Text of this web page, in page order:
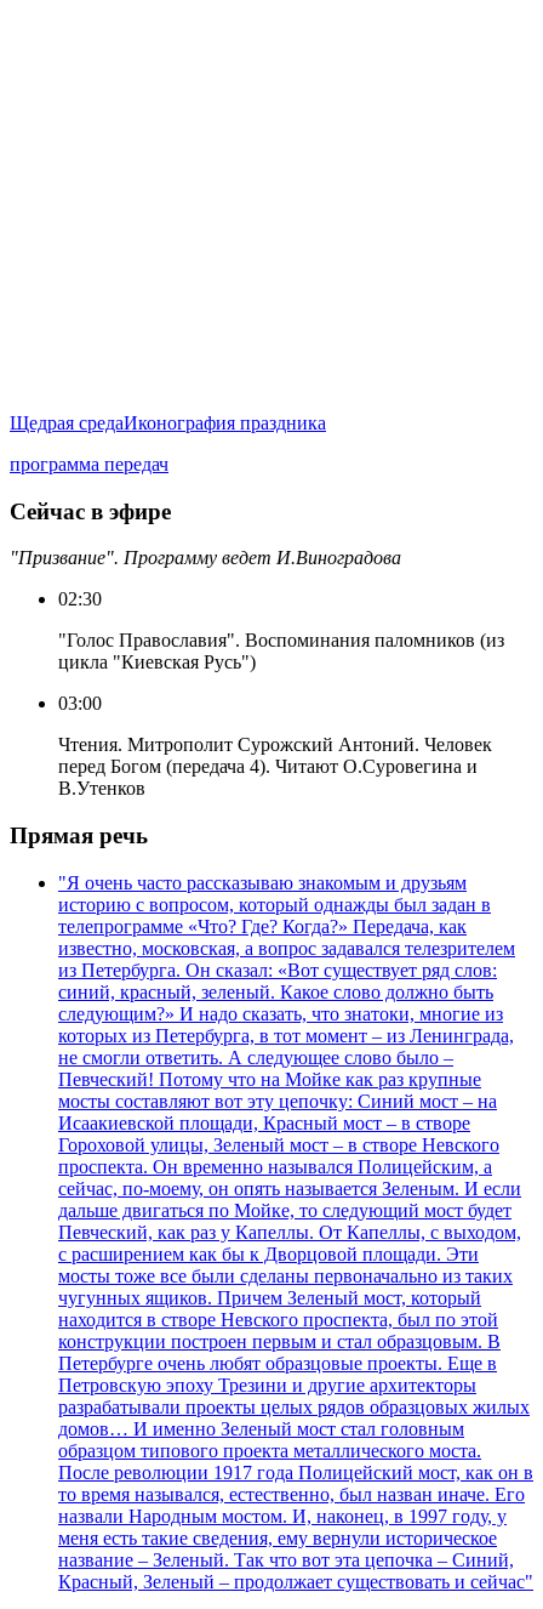
Щедрая средаИконография праздника
программа передач
Сейчас в эфире
"Призвание". Программу ведет И.Виноградова
02:30
"Голос Православия". Воспоминания паломников (из
цикла "Киевская Русь")
03:00
Чтения. Митрополит Сурожский Антоний. Человек
перед Богом (передача 4). Читают О.Суровегина и
В.Утенков
Прямая речь
"Я очень часто рассказываю знакомым и друзьям
историю с вопросом, который однажды был задан в
телепрограмме «Что? Где? Когда?» Передача, как
известно, московская, а вопрос задавался телезрителем
из Петербурга. Он сказал: «Вот существует ряд слов:
синий, красный, зеленый. Какое слово должно быть
следующим?» И надо сказать, что знатоки, многие из
которых из Петербурга, в тот момент – из Ленинграда,
не смогли ответить. А следующее слово было –
Певческий! Потому что на Мойке как раз крупные
мосты составляют вот эту цепочку: Синий мост – на
Исаакиевской площади, Красный мост – в створе
Гороховой улицы, Зеленый мост – в створе Невского
проспекта. Он временно назывался Полицейским, а
сейчас, по-моему, он опять называется Зеленым. И если
дальше двигаться по Мойке, то следующий мост будет
Певческий, как раз у Капеллы. От Капеллы, с выходом,
с расширением как бы к Дворцовой площади. Эти
мосты тоже все были сделаны первоначально из таких
чугунных ящиков. Причем Зеленый мост, который
находится в створе Невского проспекта, был по этой
конструкции построен первым и стал образцовым. В
Петербурге очень любят образцовые проекты. Еще в
Петровскую эпоху Трезини и другие архитекторы
разрабатывали проекты целых рядов образцовых жилых
домов… И именно Зеленый мост стал головным
образцом типового проекта металлического моста.
После революции 1917 года Полицейский мост, как он в
то время назывался, естественно, был назван иначе. Его
назвали Народным мостом. И, наконец, в 1997 году, у
меня есть такие сведения, ему вернули историческое
название – Зеленый. Так что вот эта цепочка – Синий,
Красный, Зеленый – продолжает существовать и сейчас"